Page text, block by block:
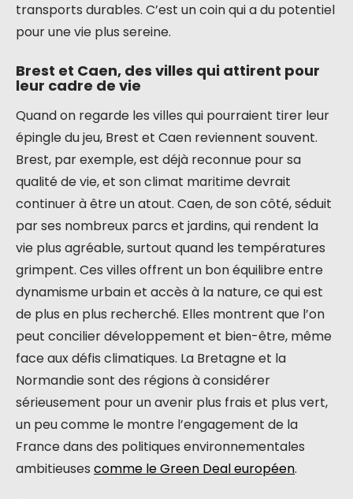
transports durables. C’est un coin qui a du potentiel
pour une vie plus sereine.
Brest et Caen, des villes qui attirent pour
leur cadre de vie
Quand on regarde les villes qui pourraient tirer leur
épingle du jeu, Brest et Caen reviennent souvent.
Brest, par exemple, est déjà reconnue pour sa
qualité de vie, et son climat maritime devrait
continuer à être un atout. Caen, de son côté, séduit
par ses nombreux parcs et jardins, qui rendent la
vie plus agréable, surtout quand les températures
grimpent. Ces villes offrent un bon équilibre entre
dynamisme urbain et accès à la nature, ce qui est
de plus en plus recherché. Elles montrent que l’on
peut concilier développement et bien-être, même
face aux défis climatiques. La Bretagne et la
Normandie sont des régions à considérer
sérieusement pour un avenir plus frais et plus vert,
un peu comme le montre l’engagement de la
France dans des politiques environnementales
ambitieuses comme le Green Deal européen.